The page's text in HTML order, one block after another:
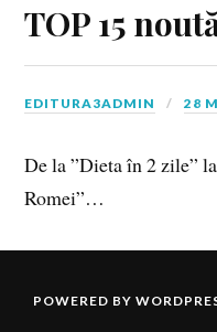
TOP 15
EDITURA3ADMIN 28
De la ”Dieta în 2 zile”
Romei”…
POWERED BY